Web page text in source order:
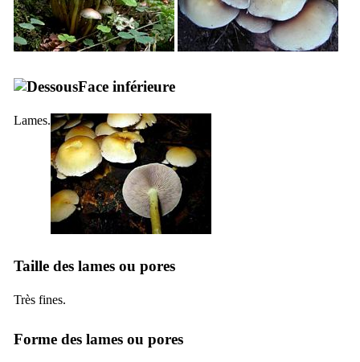
Face inférieure
Lames.
Taille des lames ou pores
Très fines.
Forme des lames ou pores